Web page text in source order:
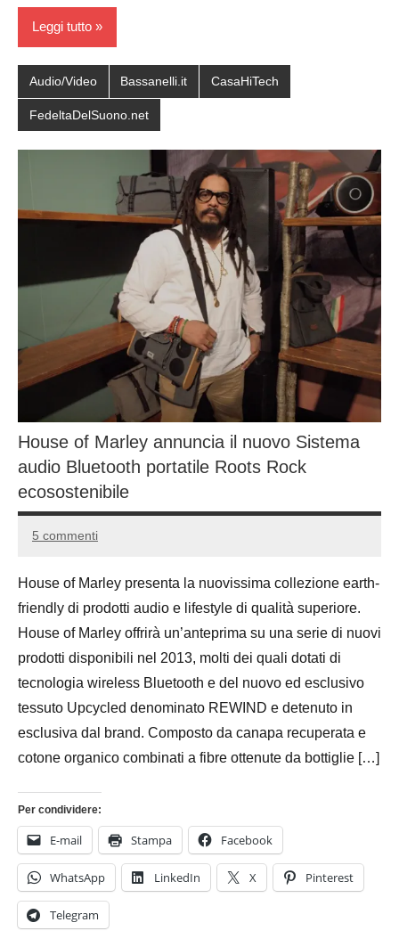
corso…
Leggi tutto
Audio/Video Bassanelli.it CasaHiTech
FedeltaDelSuono.net
House of Marley annuncia il nuovo Sistema
audio Bluetooth portatile Roots Rock
ecosostenibile
3
2015
Andrea
5 commenti
House of Marley presenta la nuovissima collezione earth-
friendly di prodotti audio e lifestyle di qualità superiore.
House of Marley offrirà un’anteprima su una serie di nuovi
prodotti disponibili nel 2013, molti dei quali dotati di
tecnologia wireless Bluetooth e del nuovo ed esclusivo
tessuto Upcycled denominato REWIND e detenuto in
esclusiva dal brand. Composto da canapa recuperata e
cotone organico combinati a fibre ottenute da bottiglie […]
Per condividere:
E-mail Stampa Facebook
WhatsApp LinkedIn X Pinterest
Telegram